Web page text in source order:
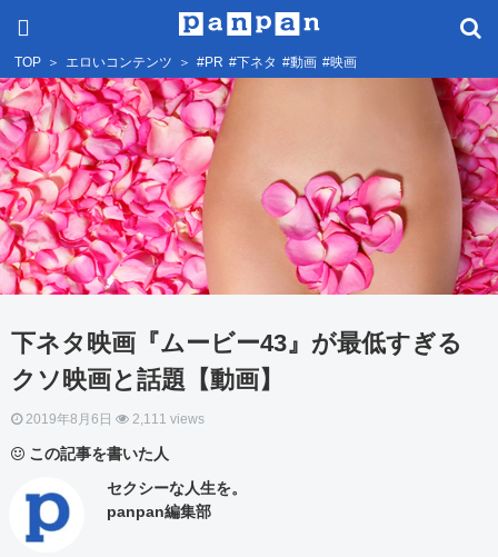
TOP ＞ エロいコンテンツ ＞ #PR #下ネタ #動画 #映画
下ネタ映画『ムービー43』が最低すぎる
クソ映画と話題【動画】
2019年8月6日 2,111 views
この記事を書いた人
セクシーな人生を。
panpan編集部